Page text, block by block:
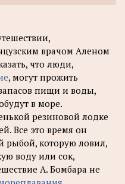
врачом Аленом
что люди,
, могут прожить
пищи и воды,
в море.
резиновой лодке
Все это время он
рыбой, которую ловил,
воду или сок,
А. Бомбара не